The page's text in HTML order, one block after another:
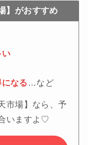
】がおすすめ
い
なる …など
市場】なら、予
いますよ♡